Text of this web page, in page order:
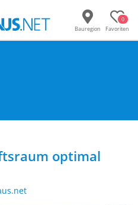
Bauregion
0
Favoriten
optimal